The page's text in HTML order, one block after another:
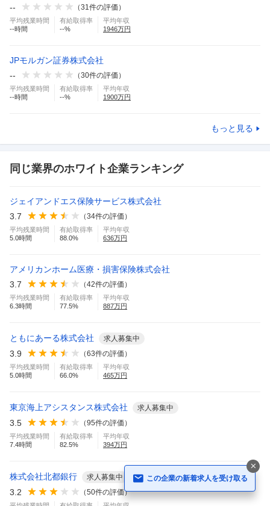
--
（31 件の評価）
平均残業時間
--時間
有給取得率
--%
平均年収
1946万円
JPモルガン証券株式会社
--
（30件の評価）
平均残業時間
--時間
有給取得率
--%
平均年収
1900万円
もっと見る
同じ業界のホワイト企業ランキング
ジェイアンドエス保険サービス株式会社
3.7
（34件の評価）
平均残業時間
5.0時間
有給取得率
88.0%
平均年収
636万円
アメリカンホーム医療・損害保険株式会社
3.7
（42件の評価）
平均残業時間
6.3時間
有給取得率
77.5%
平均年収
887万円
ともにあーる株式会社 求人募集中
3.9 （63件の評価）
平均残業時間
5.0時間
有給取得率
66.0%
平均年収
465万円
東京海上アシスタンス株式会社 求人募集中
3.5 （95件の評価）
平均残業時間
7.4時間
有給取得率
82.5%
平均年収
394万円
株式会社北都銀行 求人募集中
3.2 （50件の評価）
この企業の新着求人を受け取る